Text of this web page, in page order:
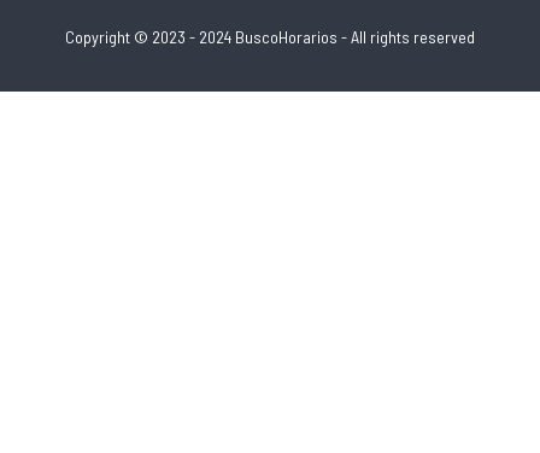
Copyright © 2023 - 2024 BuscoHorarios - All rights reserved